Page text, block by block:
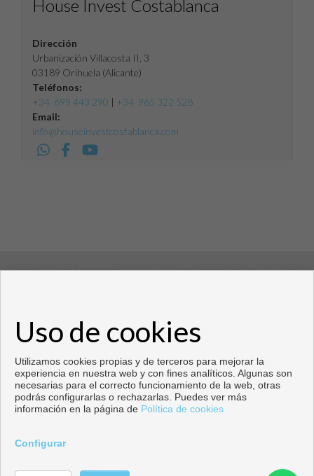
House Invest Costablanca
Dirección
Urbanización Villacosta II, 3
03189 Orihuela (Alicante)
Teléfonos:
+34 699 443 290 | +34 965 322 528
Email:
info@houseinvestcostablanca.com
Copyright © 2021 House Invest Costablanca. Tolos los
Copyright © 2026. Todos los derechos reservados.
Desarrollado porInmoenter.Aviso legal|Política de privacidad
Uso de cookies
Utilizamos cookies propias y de terceros para mejorar la
experiencia en nuestra web y con fines analíticos. Algunas son
necesarias para el correcto funcionamiento de la web, otras
podrás configurarlas o rechazarlas. Puedes ver más
información en la página de Política de cookies
Configurar